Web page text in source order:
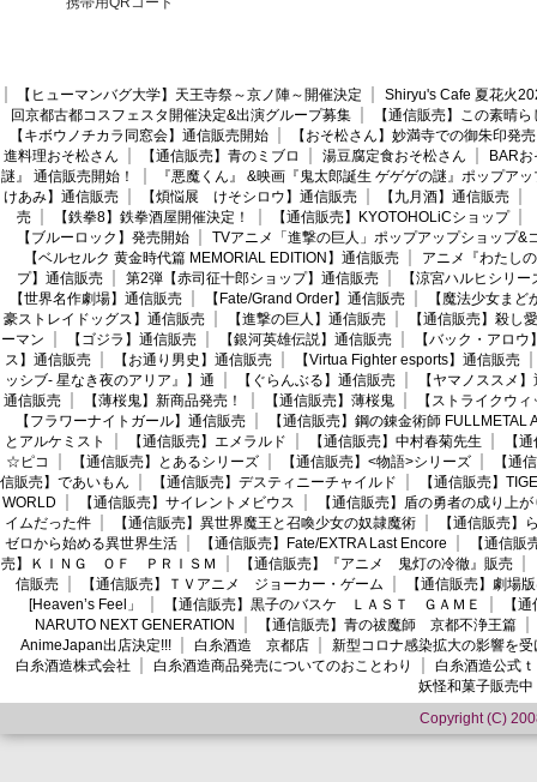
【ヒューマンバグ大学】天王寺祭～京ノ陣～開催決定
Shiryu's Cafe 夏花火
回京都古都コスフェスタ開催決定&出演グループ募集
【通信販売】この素晴
【キボウノチカラ同窓会】通信販売開始
【おそ松さん】妙満寺での御朱印発売
進料理おそ松さん
【通信販売】青のミブロ 湯豆腐定食おそ松さん
BAR
謎』 通信販売開始！
『悪魔くん』 &映画『鬼太郎誕生 ゲゲゲの謎』ポップア
けあみ】通信販売
【煩悩展 けそシロウ】通信販売 【九月酒】通信販売
売
【鉄拳8】鉄拳酒屋開催決定！ 【通信販売】KYOTOHOLiCショップ
【ブルーロック】発売開始
TVアニメ「進撃の巨人」ポップアップショップ&
【ベルセルク 黄金時代篇 MEMORIAL EDITION】通信販売
アニメ『わたし
プ】通信販売
第2弾【赤司征十郎ショップ】通信販売
【涼宮ハルヒシリ
【世界名作劇場】通信販売
【Fate/Grand Order】通信販売
【魔法少女ま
豪ストレイドッグス】通信販売
【進撃の巨人】通信販売
【通信販売】殺し愛
ーマン
【ゴジラ】通信販売 【銀河英雄伝説】通信販売
【バック・アロウ
ス】通信販売
【お通り男史】通信販売
【Virtua Fighter esports】通信販売
ッシブ- 星なき夜のアリア』】通
【ぐらんぶる】通信販売
【ヤマノススメ
通信販売
【薄桜鬼】新商品発売！ 【通信販売】薄桜鬼
【ストライクウ
【フラワーナイトガール】通信販売
【通信販売】鋼の錬金術師 FULLMETAL
とアルケミスト
【通信販売】エメラルド 【通信販売】中村春菊先生
【
☆ピコ
【通信販売】とあるシリーズ 【通信販売】<物語>シリーズ
【通
信販売】であいもん
【通信販売】デスティニーチャイルド
【通信販売】
WORLD
【通信販売】サイレントメビウス
【通信販売】盾の勇者の成り上が
イムだった件
【通信販売】異世界魔王と召喚少女の奴隷魔術
【通信販売】
ゼロから始める異世界生活
【通信販売】Fate/EXTRA Last Encore
【通信
売】ＫＩＮＧ ＯＦ ＰＲＩＳＭ
【通信販売】『アニメ 鬼灯の冷徹』販売
信販売
【通信販売】ＴＶアニメ ジョーカー・ゲーム
【通信販売】劇場
[Heaven’s Feel」
【通信販売】黒子のバスケ ＬＡＳＴ ＧＡＭＥ
【
NARUTO NEXT GENERATION
【通信販売】青の祓魔師 京都不浄王篇
AnimeJapan出店決定!!!
白糸酒造 京都店
新型コロナ感染拡大の影響を
白糸酒造株式会社
白糸酒造商品発売についてのおことわり
白糸酒造公式
妖怪和菓子販売中
Copyright (C)